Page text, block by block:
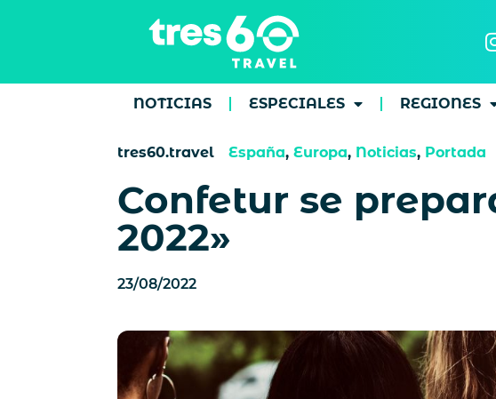
NOTICIAS ESPECIALES REGIONES
tres60.travel España, Europa, Noticias, Portada
Confetur se
2022»
23/08/2022